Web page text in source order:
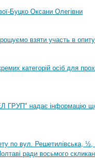
Буцко Оксани Олегівни
взяти участь в
категорій осіб для
надає інформацію
по вул. Решетилівська,
ради восьмого